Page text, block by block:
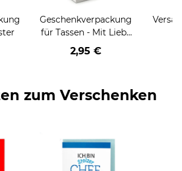
Geschenkverpackung
für Tassen - Mit Liebe
geschenkt
2,95 €
zum Verschenken